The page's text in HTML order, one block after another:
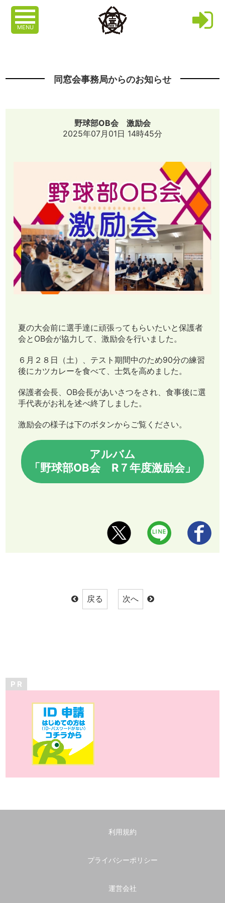
MENU
同窓会事務局からのお知らせ
野球部OB会 激励会
2025年07月01日 14時45分
夏の大会前に選手達に頑張ってもらいたいと保護者
会とOB会が協力して、激励会を行いました。
６月２８日（土）、テスト期間中のため90分の練習
後にカツカレーを食べて、士気を高めました。
保護者会長、OB会長があいさつをされ、食事後に選
手代表がお礼を述べ終了しました。
激励会の様子は下のボタンからご覧ください。
アルバム
「野球部OB会 R７年度激励会」
P R
利用規約
プライバシーポリシー
運営会社